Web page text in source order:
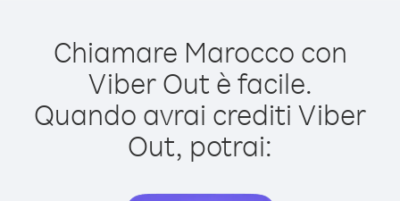
Chiamare Marocco con
Viber Out è facile.
Quando avrai crediti Viber
Out, potrai: